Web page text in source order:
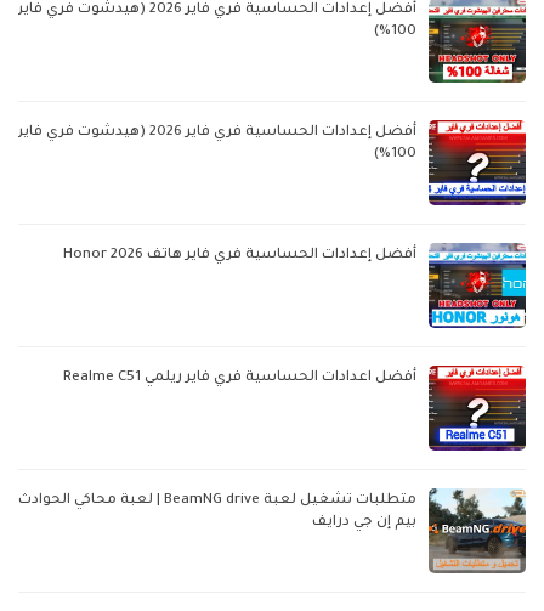
أفضل إعدادات الحساسية فري فاير 2026 (هيدشوت فري فاير
100%)
أفضل إعدادات الحساسية فري فاير 2026 (هيدشوت فري فاير
100%)
أفضل إعدادات الحساسية فري فاير هاتف Honor 2026
أفضل اعدادات الحساسية فري فاير ريلمي Realme C51
متطلبات تشغيل لعبة BeamNG drive | لعبة محاكي الحوادث
بيم إن جي درايف